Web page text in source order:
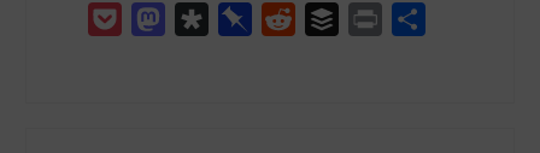
Pocket MastodonDiasporaPinboardReddit Buffer Print